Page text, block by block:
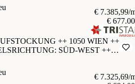
€ 7.385,99/
€
++ 1050 WIEN ++
SÜD-WEST ++
AUFZUG ++
€ 7.325,69/